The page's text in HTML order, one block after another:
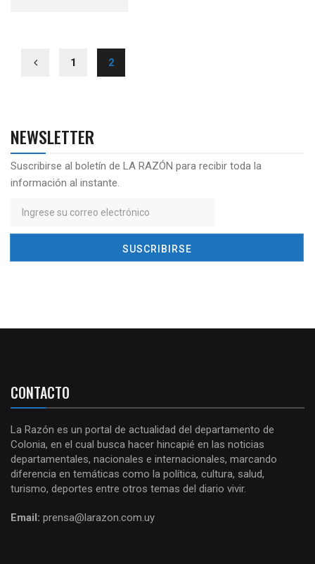
1 2
NEWSLETTER
Suscribirse al boletín de LA RAZÓN para recibir toda la
información al instante.
CONTACTO
La Razón es un portal de actualidad del departamento de
Colonia, en el cual busca hacer hincapié en las noticias
departamentales, nacionales e internacionales, marcando
diferencia en temáticas como la política, cultura, salud,
turismo, deportes entre otros temas del diario vivir.
Email: prensa@larazon.com.uy